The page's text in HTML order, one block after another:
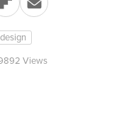
Views